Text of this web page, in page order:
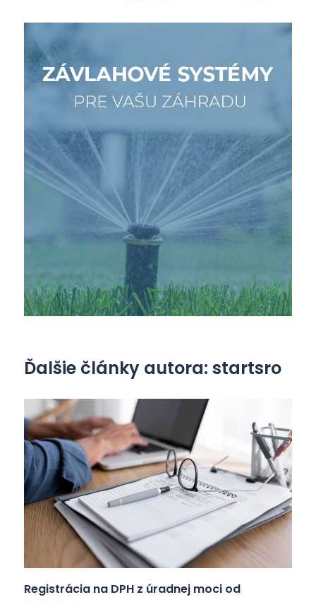
Ďalšie články autora: startsro
Registrácia na DPH z úradnej moci od